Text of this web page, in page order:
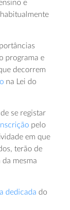
e
programa e
decorrem
na Lei do
se registar
pelo
em que
terão de
mesma
dedicada do